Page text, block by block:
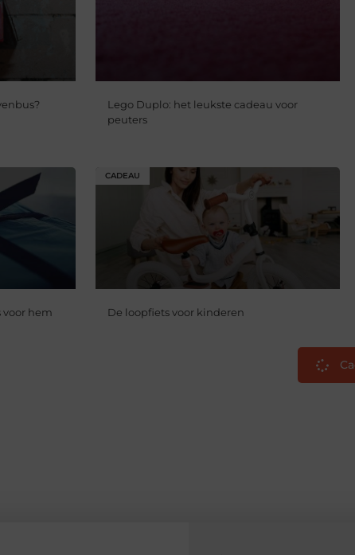
Lego Duplo: het leukste cadeau voor
peuters
voor hem
CADEAU
De loopfiets voor kinderen